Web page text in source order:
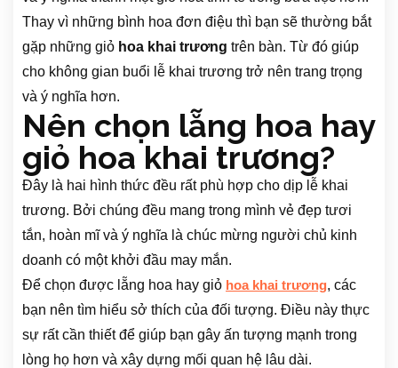
Thay vì những bình hoa đơn điệu thì bạn sẽ thường bắt
gặp những giỏ hoa khai trương trên bàn. Từ đó giúp
cho không gian buổi lễ khai trương trở nên trang trọng
và ý nghĩa hơn.
Nên chọn lẵng hoa hay
giỏ hoa khai trương?
Đây là hai hình thức đều rất phù hợp cho dịp lễ khai
trương. Bởi chúng đều mang trong mình vẻ đẹp tươi
tắn, hoàn mĩ và ý nghĩa là chúc mừng người chủ kinh
doanh có một khởi đầu may mắn.
Để chọn được lẵng hoa hay giỏ hoa khai trương, các
bạn nên tìm hiểu sở thích của đối tượng. Điều này thực
sự rất cần thiết để giúp bạn gây ấn tượng mạnh trong
lòng họ hơn và xây dựng mối quan hệ lâu dài.